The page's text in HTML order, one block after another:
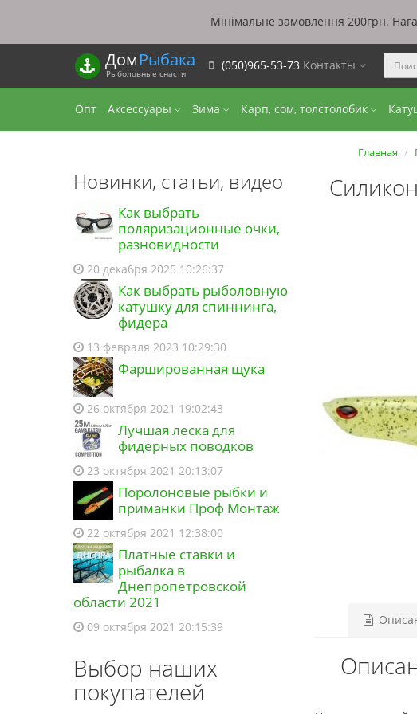
Мінімальне замовлення 200грн.
ДомРыбака
Рыболовные снасти
(050)965-53-73 Контакты
Опт Аксессуары Зима Карп, сом, толстолобик
Новинки, статьи, видео
Как выбрать
поляризационные очки,
разновидности
20 декабря 2025 10:26:37
Как выбрать рыболовную
катушку для спиннинга,
фидера
13 февраля 2023 10:29:30
Фаршированная щука
26 октября 2021 19:02:43
Лучшая леска для
фидерных поводков
23 октября 2021 20:13:07
Поролоновые рыбки и
приманки Проф Монтаж
22 октября 2021 12:38:00
Платные ставки и
рыбалка в
Днепропетровской
области 2021
09 октября 2021 20:15:39
Выбор наших
покупателей
Главная